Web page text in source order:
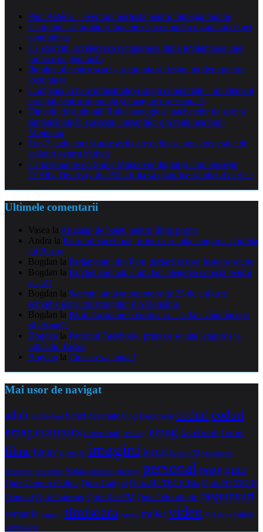
Parc Astérix – aventura perfectă pentru întreaga familie
Ce trebuie să urmărești înainte de a cumpăra un aparat de aer
condiționat
Ce exerciții accelerează recuperarea după implantarea unei
proteze de genunchi
Iluminatul pentru scari – siguranta si design modern pentru
locuinta ta
Curățenia în hale industriale și spații comerciale – un element
esențial pentru siguranță și imagine profesională
Dincolo de diplomă: Rolul strategic al pachetelor de sprijin
săptămânale în succesul cursanților din regiunea Sud-
Muntenia
Top 7 gadgeturi și accesorii care definesc noua generație de
cadouri pentru bărbați
Ce presupune un Smile Makeover digital și cum reușește
D’Alba Dentistry din Alba Iulia să planifice zâmbetul perfect
Ultimele comentarii
Vasea la Angajari de baieti pentru filme porno
Andra la Patronul Facebook, prins ca se uita languros la iubita
lui Bezos
Bogdan la Parlamentul din Peru declară război fustelor scurte
Bogdan la Parchet laminat: Cum faci alegerea corectă pentru
acasă?
Bogdan la Secretul unui antreprenor de 25 de ani care
schimbă piața construcțiilor din România
Bogdan la Părul tău spune povestea ta – ce faci când începe
să dispară?
Bogdan la Patronul Facebook, prins ca se uita languros la
iubita lui Bezos
Bogdan la Ciolacu s-a tatuat!
Mai usor de navigat
adult audio bani benzi desenate blog Bucuresti coduricoduri
emag concurs download DVDRip emag facebook femei
filme funny google imagini jocuri Kiss FM maramures
messenger noiembrie Nokia octombrie orange personal pozequiz
Quiz Comert Online Quiz Gadget Quiz HI-TECH Biz Quiz HI-TECH
Oameni Quiz Internet Quiz KissFM Quiz Tehnologie raspunsuri
romania sugestii timisoara torrent trailer video Vodafone yahoo
messenger